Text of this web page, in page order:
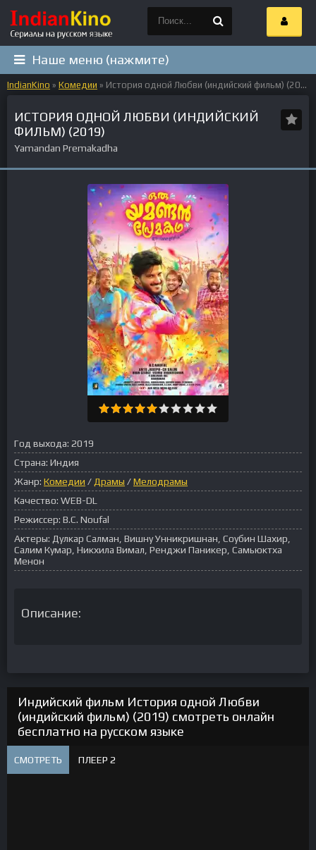
Наше меню (нажмите)
IndianKino » Комедии » История одной Любви (индийский фильм) (2019)
ИСТОРИЯ ОДНОЙ ЛЮБВИ (ИНДИЙСКИЙ
ФИЛЬМ) (2019)
Yamandan Premakadha
Год выхода: 2019
Страна: Индия
Жанр: Комедии / Драмы /Мелодрамы
Качество: WEB-DL
Режиссер: B.C. Noufal
Актеры: Дулкар Салман, Вишну Унникришнан, Соубин Шахир,
Салим Кумар, Никхила Вимал, Ренджи Паникер, Самьюктха
Менон
Описание:
Индийский фильм История одной Любви
(индийский фильм) (2019) смотреть онлайн
бесплатно на русском языке
СМОТРЕТЬ ПЛЕЕР 2